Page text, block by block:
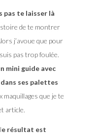
pas te laisser là
de te montrer
j’avoue que pour
pas trop foulée.
mini guide avec
ses palettes
maquillages que je te
article.
e résultat est